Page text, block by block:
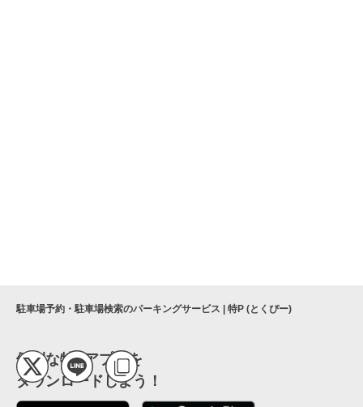
駐車場予約・駐車場検索のパーキングサービス | 特P (とくぴー)
便利な特Pアプリを
ダウンロードしよう！